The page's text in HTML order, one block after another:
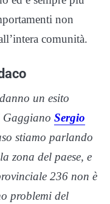
non
comunità.
un esito
Gaggiano Sergio
stiamo parlando
zona del paese, e
236 non è
problemi del